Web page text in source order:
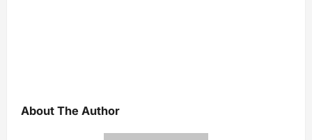
About The Author